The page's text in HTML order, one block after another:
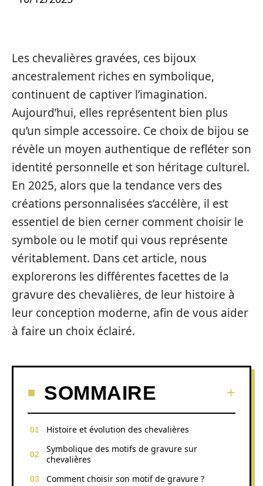
Les chevalières gravées, ces bijoux
ancestralement riches en symbolique,
continuent de captiver l’imagination.
Aujourd’hui, elles représentent bien plus
qu’un simple accessoire. Ce choix de bijou se
révèle un moyen authentique de refléter son
identité personnelle et son héritage culturel.
En 2025, alors que la tendance vers des
créations personnalisées s’accélère, il est
essentiel de bien cerner comment choisir le
symbole ou le motif qui vous représente
véritablement. Dans cet article, nous
explorerons les différentes facettes de la
gravure des chevalières, de leur histoire à
leur conception moderne, afin de vous aider
à faire un choix éclairé.
SOMMAIRE
Histoire et évolution des chevalières
Symbolique des motifs de gravure sur
chevalières
Comment choisir son motif de gravure ?